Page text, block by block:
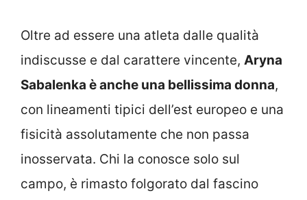
Oltre ad essere una atleta dalle qualità
indiscusse e dal carattere vincente, Aryna
Sabalenka è anche una bellissima donna,
con lineamenti tipici dell’est europeo e una
fisicità assolutamente che non passa
inosservata. Chi la conosce solo sul
campo, è rimasto folgorato dal fascino